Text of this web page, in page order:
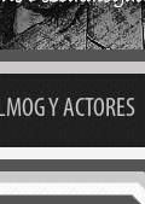
Y ACTORES